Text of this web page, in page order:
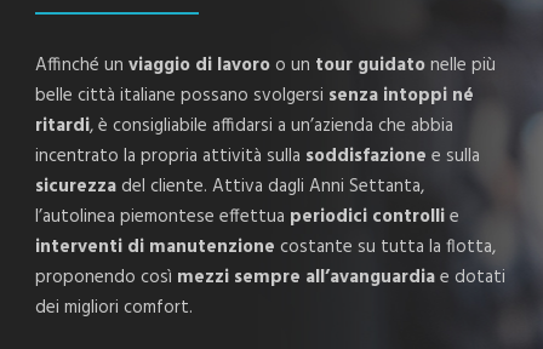
Affinché un viaggio di lavoro o un tour guidatonelle più
belle città italiane possano svolgersi senza intoppi né
ritardi, è consigliabile affidarsi a un’azienda che abbia
incentrato la propria attività sulla soddisfazione e sulla
sicurezza del cliente. Attiva dagli Anni Settanta,
l’autolinea piemontese effettua periodici controllie
interventi di manutenzione costante su tutta la flotta,
proponendo così mezzi sempre all’avanguardiae dotati
dei migliori comfort.